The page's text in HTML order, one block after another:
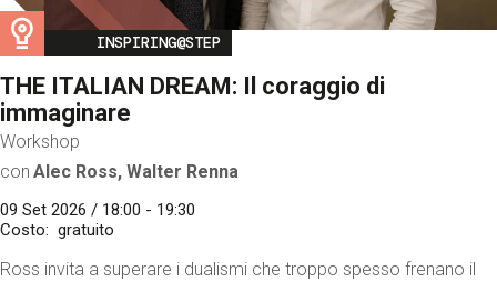
Image
INSPIRING@STEP
THE ITALIAN DREAM: Il coraggio di
immaginare
Workshop
con Alec Ross, Walter Renna
09 Set 2026 / 18:00 - 19:30
Costo
gratuito
Ross invita a superare i dualismi che troppo spesso frenano il